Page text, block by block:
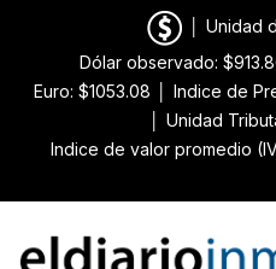
Unidad
Dólar observado:
Euro: $1053.08
Indice de
Unidad
Indice de valor promedio